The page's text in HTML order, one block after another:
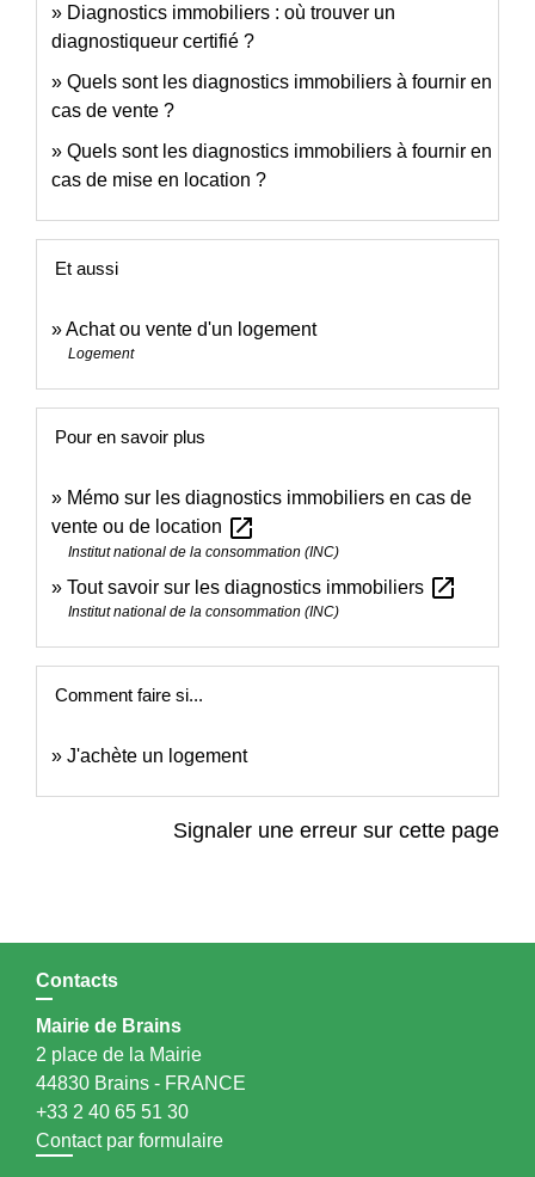
Diagnostics immobiliers : où trouver un
diagnostiqueur certifié ?
Quels sont les diagnostics immobiliers à fournir en
cas de vente ?
Quels sont les diagnostics immobiliers à fournir en
cas de mise en location ?
Et aussi
Achat ou vente d'un logement
Logement
Pour en savoir plus
Mémo sur les diagnostics immobiliers en cas de
vente ou de location open_in_new
Institut national de la consommation (INC)
Tout savoir sur les diagnostics immobiliers open_in_new
Institut national de la consommation (INC)
Comment faire si...
J'achète un logement
Signaler une erreur sur cette page
Contacts
Mairie de Brains
2 place de la Mairie
44830 Brains - FRANCE
+33 2 40 65 51 30
Contact par formulaire